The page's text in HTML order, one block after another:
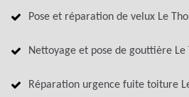
Pose et réparation de velux Le
Nettoyage et pose de gouttière Le
Réparation urgence fuite toiture